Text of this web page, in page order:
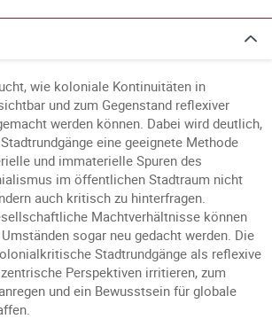
wie koloniale Kontinuitäten in
und zum Gegenstand reflexiver
werden können. Dabei wird deutlich,
eine geeignete Methode
und immaterielle Spuren des
im öffentlichen Stadtraum nicht
auch kritisch zu hinterfragen.
Machtverhältnisse können
sogar neu gedacht werden. Die
Stadtrundgänge als reflexive
Perspektiven irritieren, zum
und ein Bewusstsein für globale